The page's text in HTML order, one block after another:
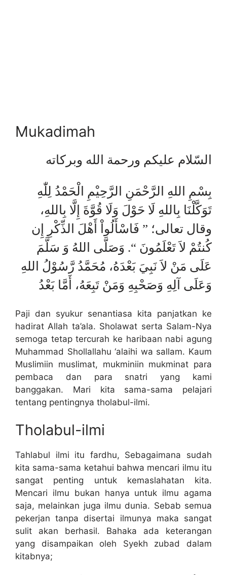
Mukadimah
السّلام عليكم ورحمة الله وبركاته
بِسْمِ اللهِ الرَّحْمَنِ الرَّحِيْمِ الْحَمْدُ لِلّٰهِ
تَوَكَّلْنَا بِاللهِ لَا حَوْلَ وَلَا قُوَّةَ إِلَّا بِاللهِ،
وقال تعالى؛ ” فَاسْأَلُواْ أَهْلَ الذِّكْرِ إِن
كُنتُمْ لاَ تَعْلَمُونَ “. وَصَلَّى اللهُ وَ سَلَّمَ
عَلَى مَنْ لاَ نَبِيَ بَعْدَهُ، مُحَمَّدُ رَّسُوْلُ اللهِ
وَعَلَى آلِهِ وَصَحْبِهِ وَمَنْ تَبِعَهُ، أَمَّا بَعْدُ
Paji dan syukur senantiasa kita panjatkan ke
hadirat Allah ta’ala. Sholawat serta Salam-Nya
semoga tetap tercurah ke haribaan nabi agung
Muhammad Shollallahu ‘alaihi wa sallam. Kaum
Muslimiin muslimat, mukminiin mukminat para
pembaca dan para snatri yang kami
banggakan. Mari kita sama-sama pelajari
tentang pentingnya tholabul-ilmi.
Tholabul-ilmi
Tahlabul ilmi itu fardhu, Sebagaimana sudah
kita sama-sama ketahui bahwa mencari ilmu itu
sangat penting untuk kemaslahatan kita.
Mencari ilmu bukan hanya untuk ilmu agama
saja, melainkan juga ilmu dunia. Sebab semua
pekerjan tanpa disertai ilmunya maka sangat
sulit akan berhasil. Bahaka ada keterangan
yang disampaikan oleh Syekh zubad dalam
kitabnya;